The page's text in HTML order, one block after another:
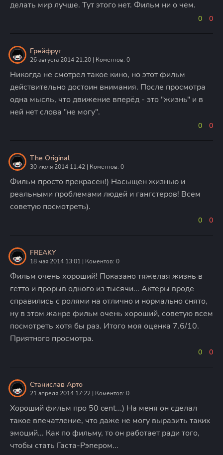
делать мир лучше. Тут этого нет. Фильм ни о чем.
0 0
Грейфрут
26 августа 2014 21:20 | Коментов: 0
Никогда не смотрел такое кино, но этот фильм
действительно достоин внимания. После просмотра
одна мысль, что движение вперёд - это "жизнь" и в
ней нет слова "не могу".
0 0
The Original
30 июля 2014 11:42 | Коментов: 0
Фильм просто прекрасен!) Насыщен жизнью и
реальными проблемами людей и гангстеров! Всем
советую посмотреть).
0 0
FREAKY
18 мая 2014 13:01 | Коментов: 0
Фильм очень хороший! Показано тяжелая жизнь в
гетто и прорыв одного из тысячи... Актеры вроде
справились с ролями на отлично и нормально снято,
ну в этом жанре фильм очень хороший, советую всем
посмотреть хотя бы раз. Итого моя оценка 7.6/10.
Приятного просмотра.
0 0
Станислав Арто
21 апреля 2014 17:22 | Коментов: 0
Хороший фильм про 50 cent...) На меня он сделал
такое впечатление, что даже не могу выразить таких
эмоций... Как по фильму, то он работает ради того,
чтобы стать Гаста-Рэпером...